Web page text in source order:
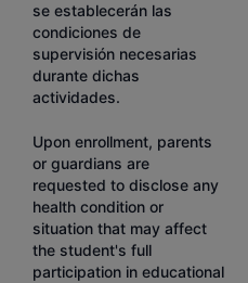
se establecerán las
condiciones de
supervisión necesarias
durante dichas
actividades.
Upon enrollment, parents
or guardians are
requested to disclose any
health condition or
situation that may affect
the student's full
participation in educational